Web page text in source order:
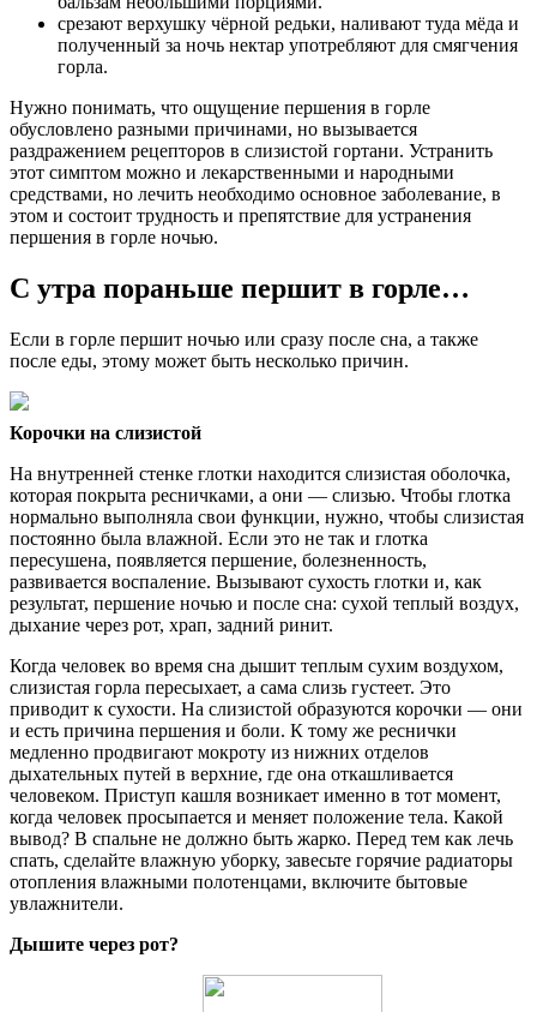
срезают верхушку чёрной редьки, наливают туда мёда и
полученный за ночь нектар употребляют для смягчения
горла.
Нужно понимать, что ощущение першения в горле
обусловлено разными причинами, но вызывается
раздражением рецепторов в слизистой гортани. Устранить
этот симптом можно и лекарственными и народными
средствами, но лечить необходимо основное заболевание, в
этом и состоит трудность и препятствие для устранения
першения в горле ночью.
С утра пораньше першит в горле…
Если в горле першит ночью или сразу после сна, а также
после еды, этому может быть несколько причин.
Корочки на слизистой
На внутренней стенке глотки находится слизистая оболочка,
которая покрыта ресничками, а они — слизью. Чтобы глотка
нормально выполняла свои функции, нужно, чтобы слизистая
постоянно была влажной. Если это не так и глотка
пересушена, появляется першение, болезненность,
развивается воспаление. Вызывают сухость глотки и, как
результат, першение ночью и после сна: сухой теплый воздух,
дыхание через рот, храп, задний ринит.
Когда человек во время сна дышит теплым сухим воздухом,
слизистая горла пересыхает, а сама слизь густеет. Это
приводит к сухости. На слизистой образуются корочки — они
и есть причина першения и боли. К тому же реснички
медленно продвигают мокроту из нижних отделов
дыхательных путей в верхние, где она откашливается
человеком. Приступ кашля возникает именно в тот момент,
когда человек просыпается и меняет положение тела. Какой
вывод? В спальне не должно быть жарко. Перед тем как лечь
спать, сделайте влажную уборку, завесьте горячие радиаторы
отопления влажными полотенцами, включите бытовые
увлажнители.
Дышите через рот?